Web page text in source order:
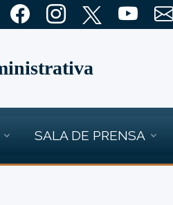
SALA DE PRENSA